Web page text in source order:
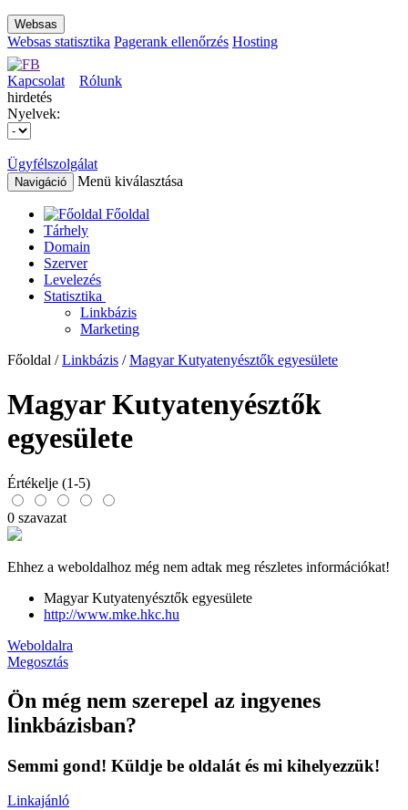
Websas
Websas statisztika Pagerank ellenőrzés Hosting
Kapcsolat
Rólunk
hirdetés
Nyelvek:
Ügyfélszolgálat
Navigáció Menü kiválasztása
Főoldal
Tárhely
Domain
Szerver
Levelezés
Statisztika
Linkbázis
Marketing
Főoldal /Linkbázis /Magyar Kutyatenyésztők egyesülete
Magyar Kutyatenyésztők
egyesülete
Értékelje (1-5)
0 szavazat
Ehhez a weboldalhoz még nem adtak meg részletes információkat!
Magyar Kutyatenyésztők egyesülete
http://www.mke.hkc.hu
Weboldalra
Megosztás
Ön még nem szerepel az ingyenes
linkbázisban?
Semmi gond! Küldje be oldalát és mi kihelyezzük!
Linkajánló